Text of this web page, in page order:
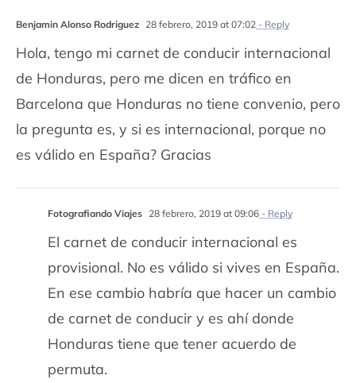
Benjamin Alonso Rodriguez 28 febrero, 2019 at 07:02- Reply
Hola, tengo mi carnet de conducir internacional
de Honduras, pero me dicen en tráfico en
Barcelona que Honduras no tiene convenio, pero
la pregunta es, y si es internacional, porque no
es válido en España? Gracias
Fotografiando Viajes 28 febrero, 2019 at 09:06- Reply
El carnet de conducir internacional es
provisional. No es válido si vives en España.
En ese cambio habría que hacer un cambio
de carnet de conducir y es ahí donde
Honduras tiene que tener acuerdo de
permuta.